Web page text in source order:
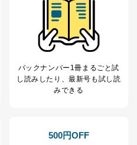
障を及ぼすおそれがあると
するために守秘義務を結ん
して個人情報の取扱いを委
務に必要な範囲で委託・提
には以下のような企業です
ポート支援会社 、クレジッ
梱包会社、配送会社、新聞
バックナンバー1冊まるごと試
し読み したり、最新号も試し読
みできる
500円OFF